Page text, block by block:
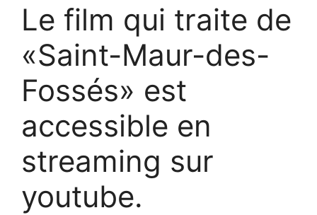
Le film qui traite de
«Saint-Maur-des-
Fossés» est
accessible en
streaming sur
youtube.